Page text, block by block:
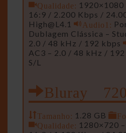
Qualidade:
16:9 / 2.200 Kbps /
High@L4.1
Audio1:
Dublagem Clássica –
2.0 / 48 kHz / 192 kbps
AC3 – 2.0 / 48 kHz /
S/L
Bluray
Tamanho: 1.28 GB
Qualidade: 1280×720